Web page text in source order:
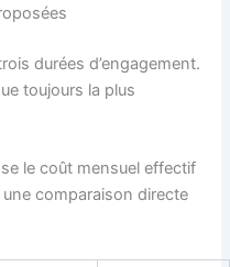
durées d’engagement.
toujours la plus
le coût mensuel effectif
comparaison directe